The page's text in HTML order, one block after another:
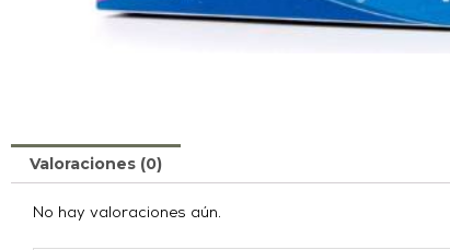
Valoraciones (0)
No hay valoraciones aún.